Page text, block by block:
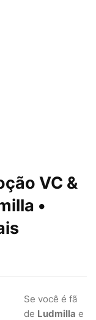
VC &
•
Se você é fã
de Ludmilla e